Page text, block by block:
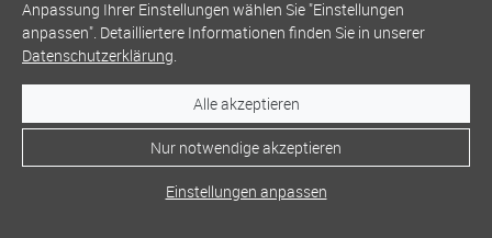
Anpassung Ihrer Einstellungen wählen Sie "Einstellungen
anpassen". Detailliertere Informationen finden Sie in unserer
Datenschutzerklärung.
Alle akzeptieren
Nur notwendige akzeptieren
Einstellungen anpassen